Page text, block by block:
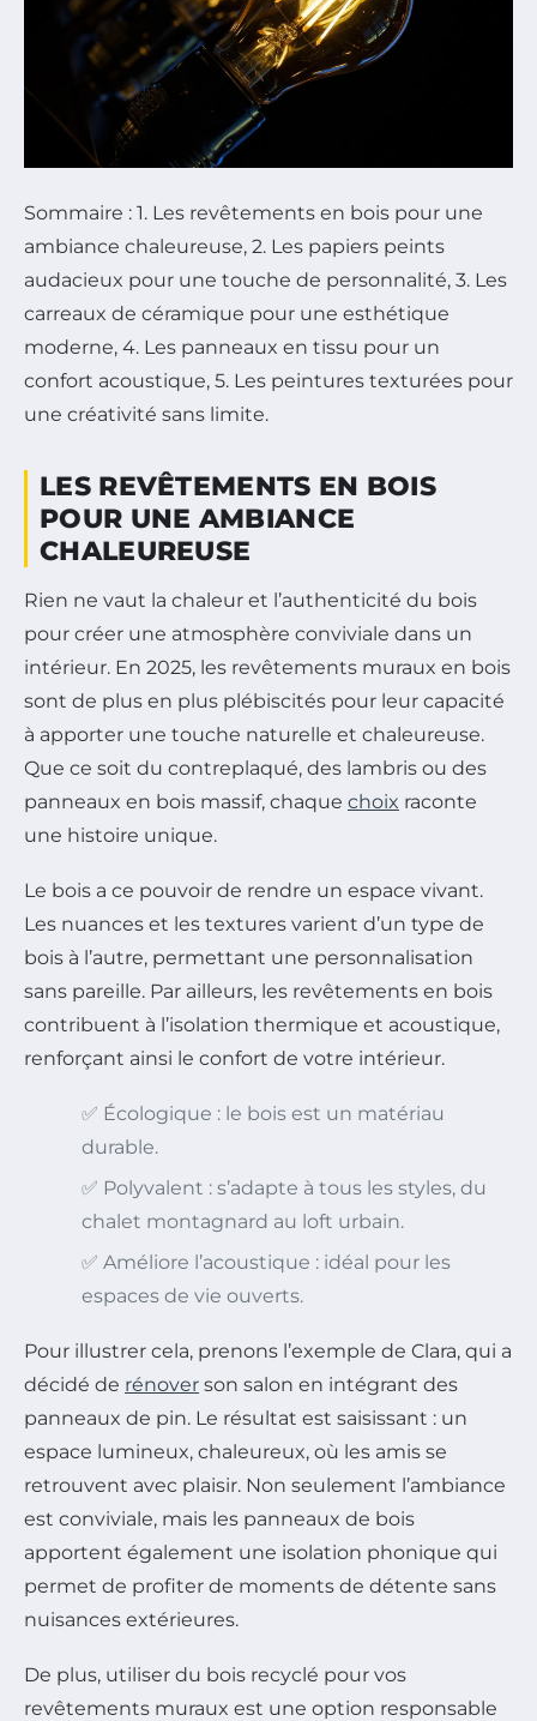
Sommaire : 1. Les revêtements en bois pour une
ambiance chaleureuse, 2. Les papiers peints
audacieux pour une touche de personnalité, 3. Les
carreaux de céramique pour une esthétique
moderne, 4. Les panneaux en tissu pour un
confort acoustique, 5. Les peintures texturées pour
une créativité sans limite.
LES REVÊTEMENTS EN BOIS
POUR UNE AMBIANCE
CHALEUREUSE
Rien ne vaut la chaleur et l’authenticité du bois
pour créer une atmosphère conviviale dans un
intérieur. En 2025, les revêtements muraux en bois
sont de plus en plus plébiscités pour leur capacité
à apporter une touche naturelle et chaleureuse.
Que ce soit du contreplaqué, des lambris ou des
panneaux en bois massif, chaque choix raconte
une histoire unique.
Le bois a ce pouvoir de rendre un espace vivant.
Les nuances et les textures varient d’un type de
bois à l’autre, permettant une personnalisation
sans pareille. Par ailleurs, les revêtements en bois
contribuent à l’isolation thermique et acoustique,
renforçant ainsi le confort de votre intérieur.
✅ Écologique : le bois est un matériau
durable.
✅ Polyvalent : s’adapte à tous les styles, du
chalet montagnard au loft urbain.
✅ Améliore l’acoustique : idéal pour les
espaces de vie ouverts.
Pour illustrer cela, prenons l’exemple de Clara, qui a
décidé de rénover son salon en intégrant des
panneaux de pin. Le résultat est saisissant : un
espace lumineux, chaleureux, où les amis se
retrouvent avec plaisir. Non seulement l’ambiance
est conviviale, mais les panneaux de bois
apportent également une isolation phonique qui
permet de profiter de moments de détente sans
nuisances extérieures.
De plus, utiliser du bois recyclé pour vos
revêtements muraux est une option responsable